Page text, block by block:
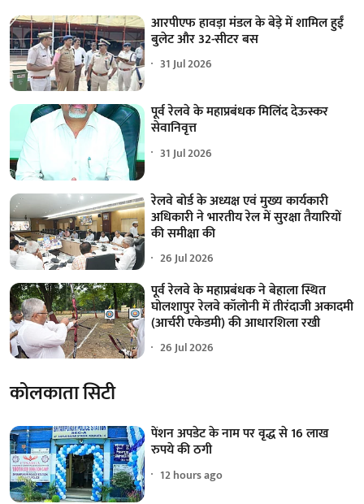
आरपीएफ हावड़ा मंडल के बेड़े में शामिल हुईं
बुलेट और 32-सीटर बस
31 Jul 2026
पूर्व रेलवे के महाप्रबंधक मिलिंद देऊस्कर
सेवानिवृत्त
31 Jul 2026
रेलवे बोर्ड के अध्यक्ष एवं मुख्य कार्यकारी
अधिकारी ने भारतीय रेल में सुरक्षा तैयारियों
की समीक्षा की
26 Jul 2026
पूर्व रेलवे के महाप्रबंधक ने बेहाला स्थित
घोलशापुर रेलवे कॉलोनी में तीरंदाजी अकादमी
(आर्चरी एकेडमी) की आधारशिला रखी
26 Jul 2026
कोलकाता सिटी
पेंशन अपडेट के नाम पर वृद्ध से 16 लाख
रुपये की ठगी
12 hours ago